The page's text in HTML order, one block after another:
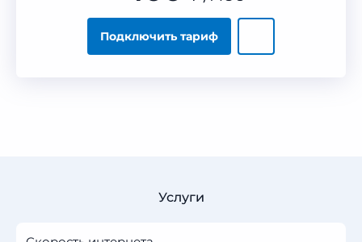
Подключить тариф
Услуги